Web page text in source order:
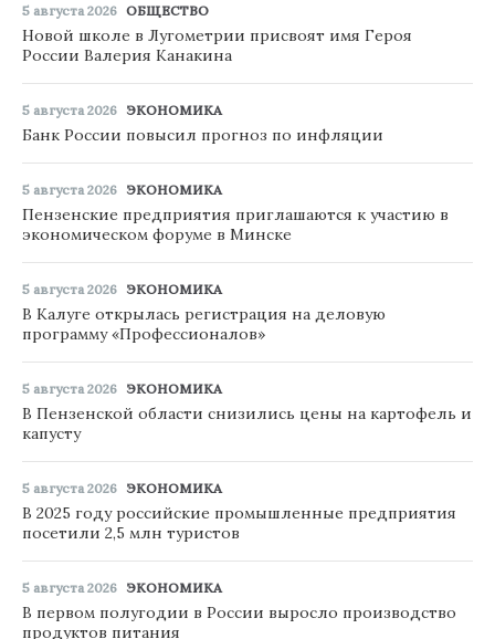
5 августа 2026 ОБЩЕСТВО
Новой школе в Лугометрии присвоят имя Героя
России Валерия Канакина
5 августа 2026 ЭКОНОМИКА
Банк России повысил прогноз по инфляции
5 августа 2026 ЭКОНОМИКА
Пензенские предприятия приглашаются к участию в
экономическом форуме в Минске
5 августа 2026 ЭКОНОМИКА
В Калуге открылась регистрация на деловую
программу «Профессионалов»
5 августа 2026 ЭКОНОМИКА
В Пензенской области снизились цены на картофель и
капусту
5 августа 2026 ЭКОНОМИКА
В 2025 году российские промышленные предприятия
посетили 2,5 млн туристов
5 августа 2026 ЭКОНОМИКА
В первом полугодии в России выросло производство
продуктов питания